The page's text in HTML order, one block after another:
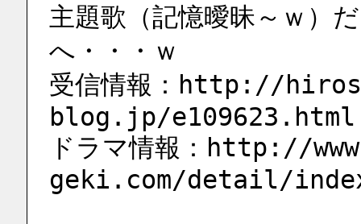
主題歌（記憶曖昧～ｗ）
へ・・・ｗ
受信情報：http://
blog.jp/e109623.html
ドラマ情報：http://
geki.com/detail/